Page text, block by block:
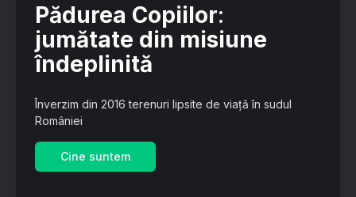
Pădurea Copiilor:
jumătate din misiune
îndeplinită
Înverzim din 2016 terenuri lipsite de viață în sudul
României
Cine suntem